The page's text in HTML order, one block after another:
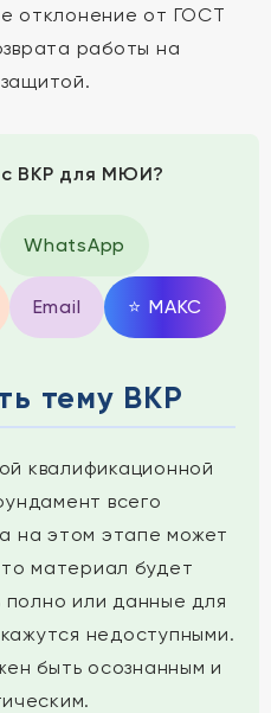
отклонение от ГОСТ
работы на
ВКР для МЮИ?
WhatsApp
Email ⭐ MAКС
тему ВКР
квалификационной
всего
на этом этапе может
материал будет
или данные для
недоступными.
быть осознанным и